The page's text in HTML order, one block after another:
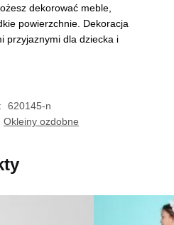
dekorować meble,
powierzchnie. Dekoracja
przyjaznymi dla dziecka i
620145-n
Okleiny ozdobne